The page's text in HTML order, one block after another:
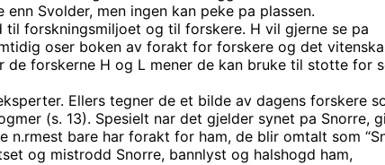
Svolder, men ingen kan peke pa plassen.
forskningsmiljoet og til forskere. H vil gjerne se pa
oser boken av forakt for forskere og det
de forskerne H og L mener de kan bruke til stotte for
Ellers tegner de et bilde av dagens forskere
(s. 13). Spesielt nar det gjelder synet pa Snorre,
n.rmest bare har forakt for ham, de blir omtalt som
og mistrodd Snorre, bannlyst og halshogd ham,